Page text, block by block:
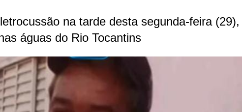
na tarde desta segunda-feira (29),
águas do Rio Tocantins